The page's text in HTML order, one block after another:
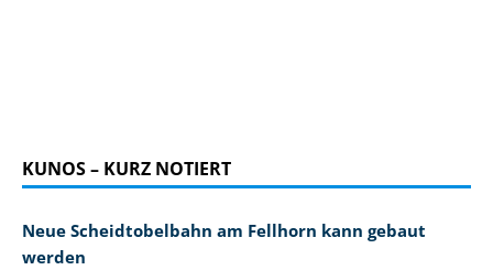
KUNOS – KURZ NOTIERT
Neue Scheidtobelbahn am Fellhorn kann gebaut
werden